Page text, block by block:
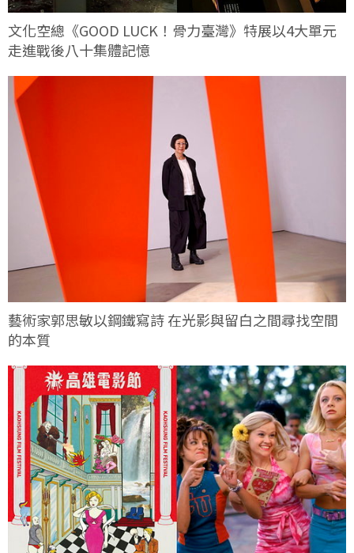
文化空總《GOOD LUCK！骨力臺灣》特展以4大單元
走進戰後八十集體記憶
藝術家郭思敏以鋼鐵寫詩 在光影與留白之間尋找空間
的本質